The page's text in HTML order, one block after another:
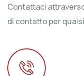
Contattaci
di contatto per